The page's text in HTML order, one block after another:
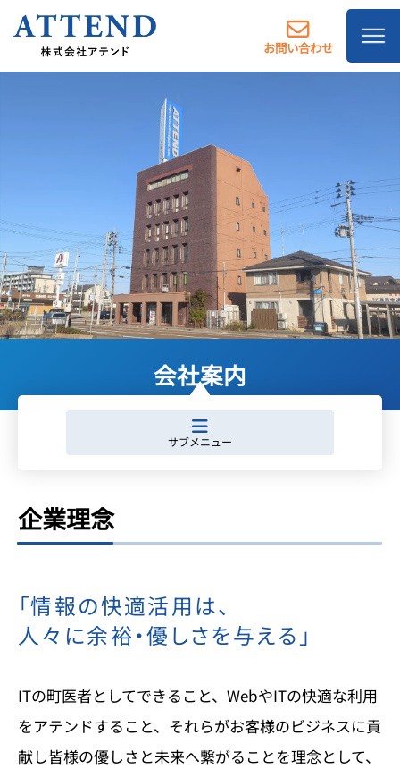
お問い合わせ
会社案内
企業理念
「情報の快適活用は、
人々に余裕・優しさを与える」
ITの町医者としてできること、WebやITの快適な利用
をアテンドすること、 それらがお客様のビジネスに貢
献し皆様の優しさと未来へ繋がることを理念として、